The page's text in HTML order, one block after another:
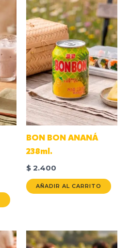
BON BON ANANÁ
238ml.
$ 2.400
AÑADIR AL CARRITO